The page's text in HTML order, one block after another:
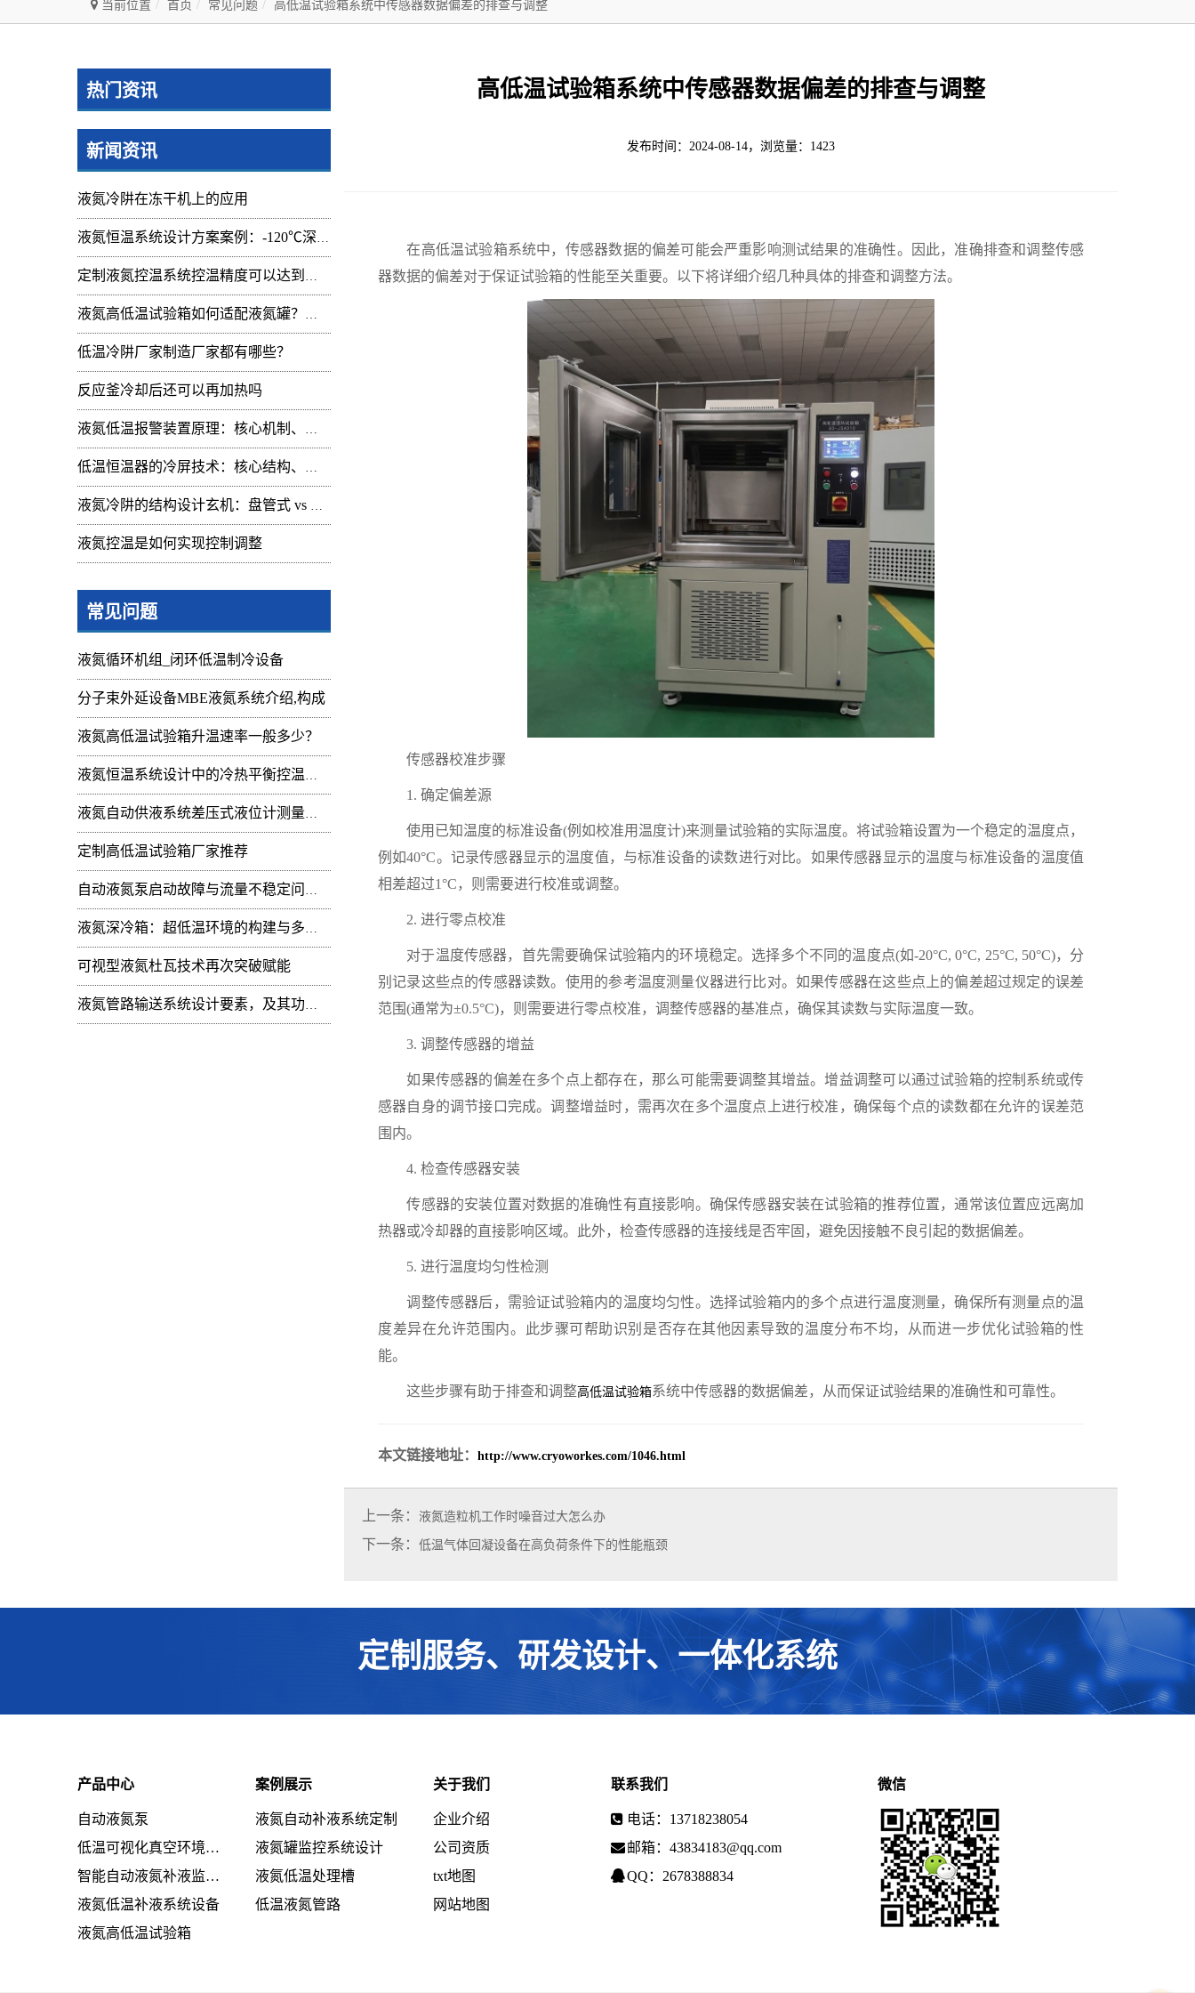
当前位置 首页 常见问题 高低温试验箱系统中传感器数据偏差的排查与调整
热门资讯
新闻资讯
液氮冷阱在冻干机上的应用
液氮恒温系统设计方案案例：-120℃深冷控温装置实操记录
定制液氮控温系统控温精度可以达到的范围及应用
液氮高低温试验箱如何适配液氮罐？核心要点与实操指南
低温冷阱厂家制造厂家都有哪些？
反应釜冷却后还可以再加热吗
液氮低温报警装置原理：核心机制、组成与应用解析
低温恒温器的冷屏技术：核心结构、功能与设计解析
液氮冷阱的结构设计玄机：盘管式 vs 腔体式，哪种捕集效率更高
液氮控温是如何实现控制调整
常见问题
液氮循环机组_闭环低温制冷设备
分子束外延设备MBE液氮系统介绍,构成
液氮高低温试验箱升温速率一般多少？
液氮恒温系统设计中的冷热平衡控温难点
液氮自动供液系统差压式液位计测量值周期性
定制高低温试验箱厂家推荐
自动液氮泵启动故障与流量不稳定问题：技术排查
液氮深冷箱：超低温环境的构建与多领域技术赋能
可视型液氮杜瓦技术再次突破赋能
液氮管路输送系统设计要素，及其功能开发
高低温试验箱系统中传感器数据偏差的排查与调整
发布时间：2024-08-14，浏览量：1423
在高低温试验箱系统中，传感器数据的偏差可能会严重影响测试结果的准确性。因此，准确排查和调整传感
器数据的偏差对于保证试验箱的性能至关重要。以下将详细介绍几种具体的排查和调整方法。
传感器校准步骤
1. 确定偏差源
使用已知温度的标准设备(例如校准用温度计)来测量试验箱的实际温度。将试验箱设置为一个稳定的温度点，
例如40°C。记录传感器显示的温度值，与标准设备的读数进行对比。如果传感器显示的温度与标准设备的温度值
相差超过1°C，则需要进行校准或调整。
2. 进行零点校准
对于温度传感器，首先需要确保试验箱内的环境稳定。选择多个不同的温度点(如-20°C, 0°C, 25°C, 50°C)，分
别记录这些点的传感器读数。使用的参考温度测量仪器进行比对。如果传感器在这些点上的偏差超过规定的误差
范围(通常为±0.5°C)，则需要进行零点校准，调整传感器的基准点，确保其读数与实际温度一致。
3. 调整传感器的增益
如果传感器的偏差在多个点上都存在，那么可能需要调整其增益。增益调整可以通过试验箱的控制系统或传
感器自身的调节接口完成。调整增益时，需再次在多个温度点上进行校准，确保每个点的读数都在允许的误差范
围内。
4. 检查传感器安装
传感器的安装位置对数据的准确性有直接影响。确保传感器安装在试验箱的推荐位置，通常该位置应远离加
热器或冷却器的直接影响区域。此外，检查传感器的连接线是否牢固，避免因接触不良引起的数据偏差。
5. 进行温度均匀性检测
调整传感器后，需验证试验箱内的温度均匀性。选择试验箱内的多个点进行温度测量，确保所有测量点的温
度差异在允许范围内。此步骤可帮助识别是否存在其他因素导致的温度分布不均，从而进一步优化试验箱的性
能。
这些步骤有助于排查和调整高低温试验箱系统中传感器的数据偏差，从而保证试验结果的准确性和可靠性。
本文链接地址： http://www.cryoworkes.com/1046.html
上一条： 液氮造粒机工作时噪音过大怎么办
下一条： 低温气体回凝设备在高负荷条件下的性能瓶颈
定制服务、研发设计、一体化系统
产品中心
自动液氮泵
低温可视化真空环境系统设备
智能自动液氮补液监控系统设备
液氮低温补液系统设备
液氮高低温试验箱
案例展示
液氮自动补液系统定制
液氮罐监控系统设计
液氮低温处理槽
低温液氮管路
关于我们
企业介绍
公司资质
txt地图
网站地图
联系我们
电话：13718238054
邮箱：43834183@qq.com
QQ：2678388834
微信